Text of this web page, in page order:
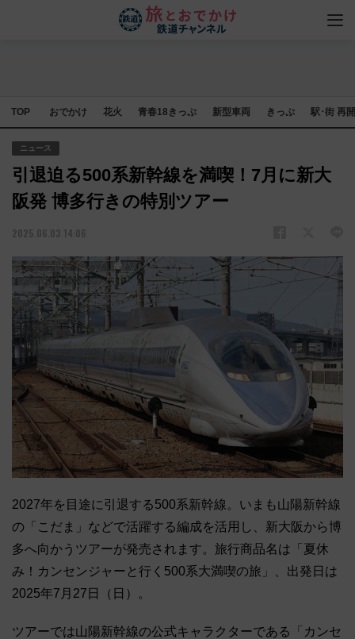
TOP おでかけ 花火 青春18きっぷ 新型車両 きっぷ 駅･街 再
ニュース
引退迫る500系新幹線を満喫！7月に新大
阪発 博多行きの特別ツアー
2025.06.03 14:06
2027年を目途に引退する500系新幹線。いまも山陽新幹線
の「こだま」などで活躍する編成を活用し、新大阪から博
多へ向かうツアーが発売されます。旅行商品名は「夏休
み！カンセンジャーと行く500系大満喫の旅」、出発日は
2025年7月27日（日）。
ツアーでは山陽新幹線の公式キャラクターである「カンセ